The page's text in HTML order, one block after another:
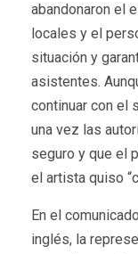
abandonaron el
locales y el
situación y
asistentes.
continuar con el
una vez las
seguro y que el
el artista quiso
En el
inglés, la